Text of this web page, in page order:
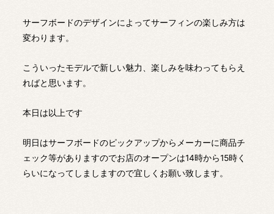
サーフボードのデザインによってサーフィンの楽しみ方は
変わります。
こういったモデルで新しい魅力、楽しみを味わってもらえ
ればと思います。
本日は以上です
明日はサーフボードのピックアップからメーカーに商品チ
ェック等がありますのでお店のオープンは14時から15時く
らいになってしましますので宜しくお願い致します。